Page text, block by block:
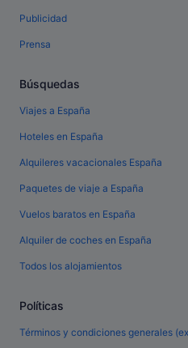
Publicidad
Prensa
Búsquedas
Viajes a España
Hoteles en España
Alquileres vacacionales España
Paquetes de viaje a España
Vuelos baratos en España
Alquiler de coches en España
Todos los alojamientos
Políticas
Términos y condiciones generales